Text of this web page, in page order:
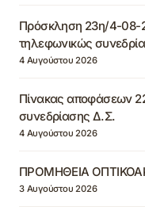
Πρόσκληση 23η/4-08-
τηλεφωνικώς
4 Αυγούστου 2026
Πίνακας αποφάσεων
συνεδρίασης Δ.Σ.
4 Αυγούστου 2026
ΠΡΟΜΗΘΕΙΑ
3 Αυγούστου 2026